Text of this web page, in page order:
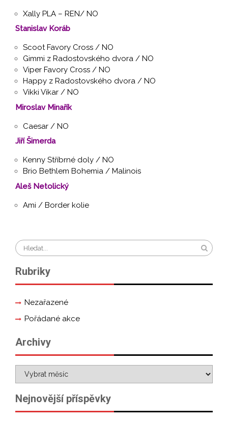
Xally PLA – REN/ NO
Stanislav Koráb
Scoot Favory Cross / NO
Gimmi z Radostovského dvora / NO
Viper Favory Cross / NO
Happy z Radostovského dvora / NO
Vikki Vikar / NO
Miroslav Minařík
Caesar / NO
Jiří Šimerda
Kenny Stříbrné doly / NO
Brio Bethlem Bohemia / Malinois
Aleš Netolický
Ami / Border kolie
Rubriky
Nezařazené
Pořádané akce
Archivy
Nejnovější příspěvky